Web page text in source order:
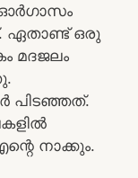
ഓർഗാസം
ഏതാണ്ട് ഒരു
മദജലം
പിടഞ്ഞത്.
നാക്കും.